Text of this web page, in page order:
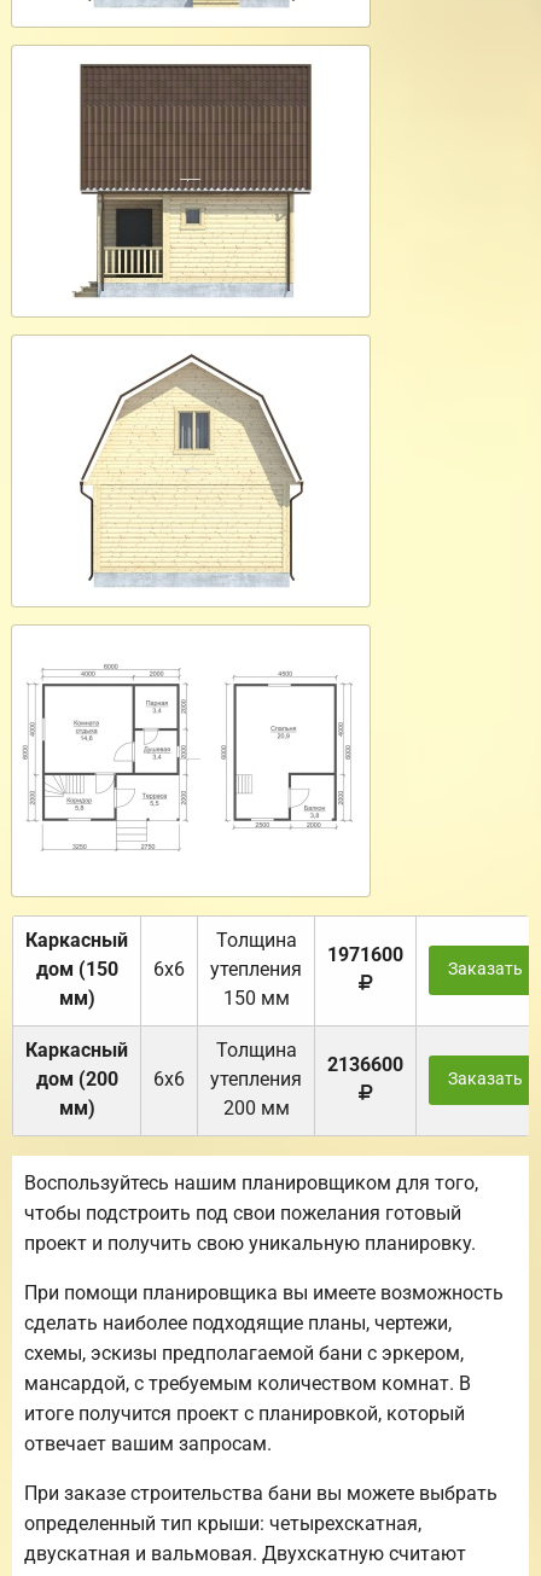
Каркасный
дом (150
мм)
6х6
Толщина
утепления
150 мм
1971600
Заказать
Каркасный
дом (200
мм)
6х6
Толщина
утепления
200 мм
2136600
Заказать
Воспользуйтесь нашим планировщиком для того,
чтобы подстроить под свои пожелания готовый
проект и получить свою уникальную планировку.
При помощи планировщика вы имеете возможность
сделать наиболее подходящие планы, чертежи,
схемы, эскизы предполагаемой бани с эркером,
мансардой, с требуемым количеством комнат. В
итоге получится проект с планировкой, который
отвечает вашим запросам.
При заказе строительства бани вы можете выбрать
определенный тип крыши: четырехскатная,
двускатная и вальмовая. Двухскатную считают